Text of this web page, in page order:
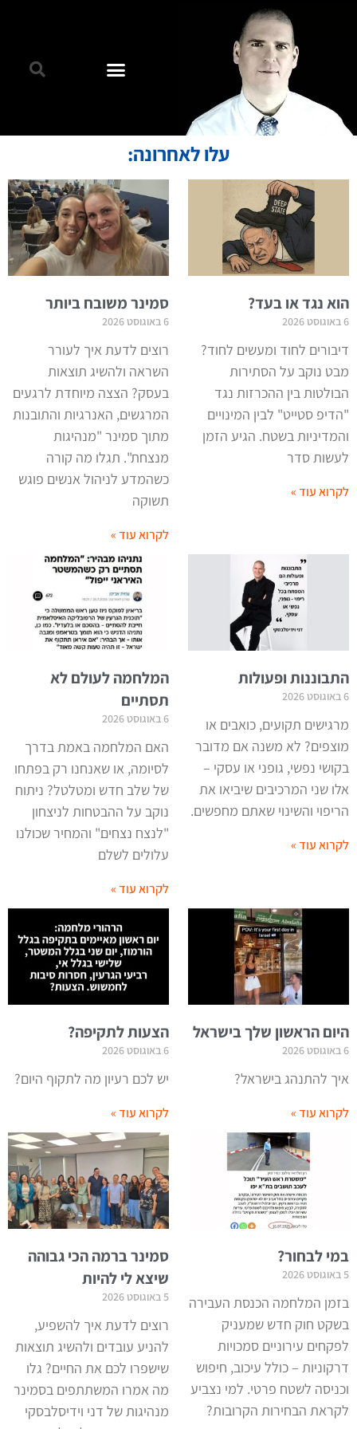
עלו לאחרונה:
הוא נגד או בעד?
6 באוגוסט 2026
דיבורים לחוד ומעשים לחוד?
מבט נוקב על הסתירות
הבולטות בין ההכרזות נגד
"הדיפ סטייט" לבין המינויים
והמדיניות בשטח. הגיע הזמן
לעשות סדר
לקרוא עוד »
סמינר משובח ביותר
6 באוגוסט 2026
רוצים לדעת איך לעורר
השראה ולהשיג תוצאות
בעסק? הצצה מיוחדת לרגעים
המרגשים, האנרגיות והתובנות
מתוך סמינר "מנהיגות
מנצחת". תגלו מה קורה
כשהמדע לניהול אנשים פוגש
תשוקה
לקרוא עוד »
התבוננות ופעולות
6 באוגוסט 2026
מרגישים תקועים, כואבים או
מוצפים? לא משנה אם מדובר
בקושי נפשי, גופני או עסקי –
אלו שני המרכיבים שיביאו את
הריפוי והשינוי שאתם מחפשים.
לקרוא עוד »
המלחמה לעולם לא
תסתיים
6 באוגוסט 2026
האם המלחמה באמת בדרך
לסיומה, או שאנחנו רק בפתחו
של שלב חדש ומטלטל? ניתוח
נוקב על ההבטחות לניצחון
"לנצח נצחים" והמחיר שכולנו
עלולים לשלם
לקרוא עוד »
היום הראשון שלך בישראל
6 באוגוסט 2026
איך להתנהג בישראל?
לקרוא עוד »
הצעות לתקיפה?
6 באוגוסט 2026
יש לכם רעיון מה לתקוף היום?
לקרוא עוד »
במי לבחור?
5 באוגוסט 2026
בזמן המלחמה הכנסת העבירה
בשקט חוק חדש שמעניק
לפקחים עירוניים סמכויות
דרקוניות – כולל עיכוב, חיפוש
וכניסה לשטח פרטי. למי נצביע
לקראת הבחירות הקרובות?
סמינר ברמה הכי גבוהה
שיצא לי להיות
5 באוגוסט 2026
רוצים לדעת איך להשפיע,
להניע עובדים ולהשיג תוצאות
שישפרו לכם את החיים? גלו
מה אמרו המשתתפים בסמינר
מנהיגות של דני וידיסלבסקי